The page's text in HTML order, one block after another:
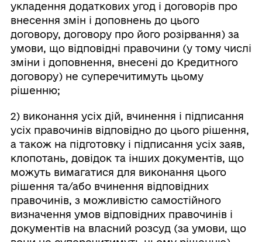
укладення додаткових угод і договорів про
внесення змін і доповнень до цього
договору, договору про його розірвання) за
умови, що відповідні правочини (у тому числі
зміни і доповнення, внесені до Кредитного
договору) не суперечитимуть цьому
рішенню;
2) виконання усіх дій, вчинення і підписання
усіх правочинів відповідно до цього рішення,
а також на підготовку і підписання усіх заяв,
клопотань, довідок та інших документів, що
можуть вимагатися для виконання цього
рішення та/або вчинення відповідних
правочинів, з можливістю самостійного
визначення умов відповідних правочинів і
документів на власний розсуд (за умови, що